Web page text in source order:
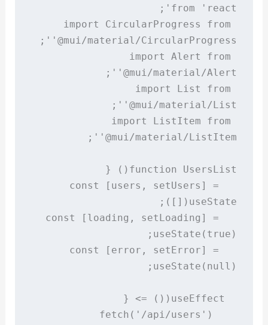
import CircularProgress from
import Alert from
import List from
import ListItem from
  const [users, setUsers] =
  const [loading, setLoading] =
  const [error, setError] =